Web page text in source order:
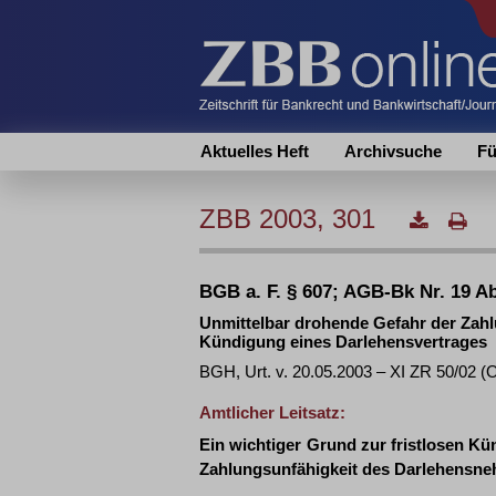
Aktuelles Heft Archivsuche
ZBB 2003, 301
BGB a. F. § 607; AGB-Bk Nr. 19
Unmittelbar drohende Gefahr der
Kündigung eines Darlehensvertrages
BGH, Urt. v. 20.05.2003 – XI ZR 50/02
Amtlicher Leitsatz:
Ein wichtiger Grund zur fristlosen
Zahlungsunfähigkeit des